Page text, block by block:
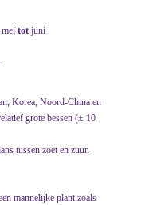
mei tot juni
Korea, Noord-China en
grote bessen (± 10
tussen zoet en zuur.
mannelijke plant zoals